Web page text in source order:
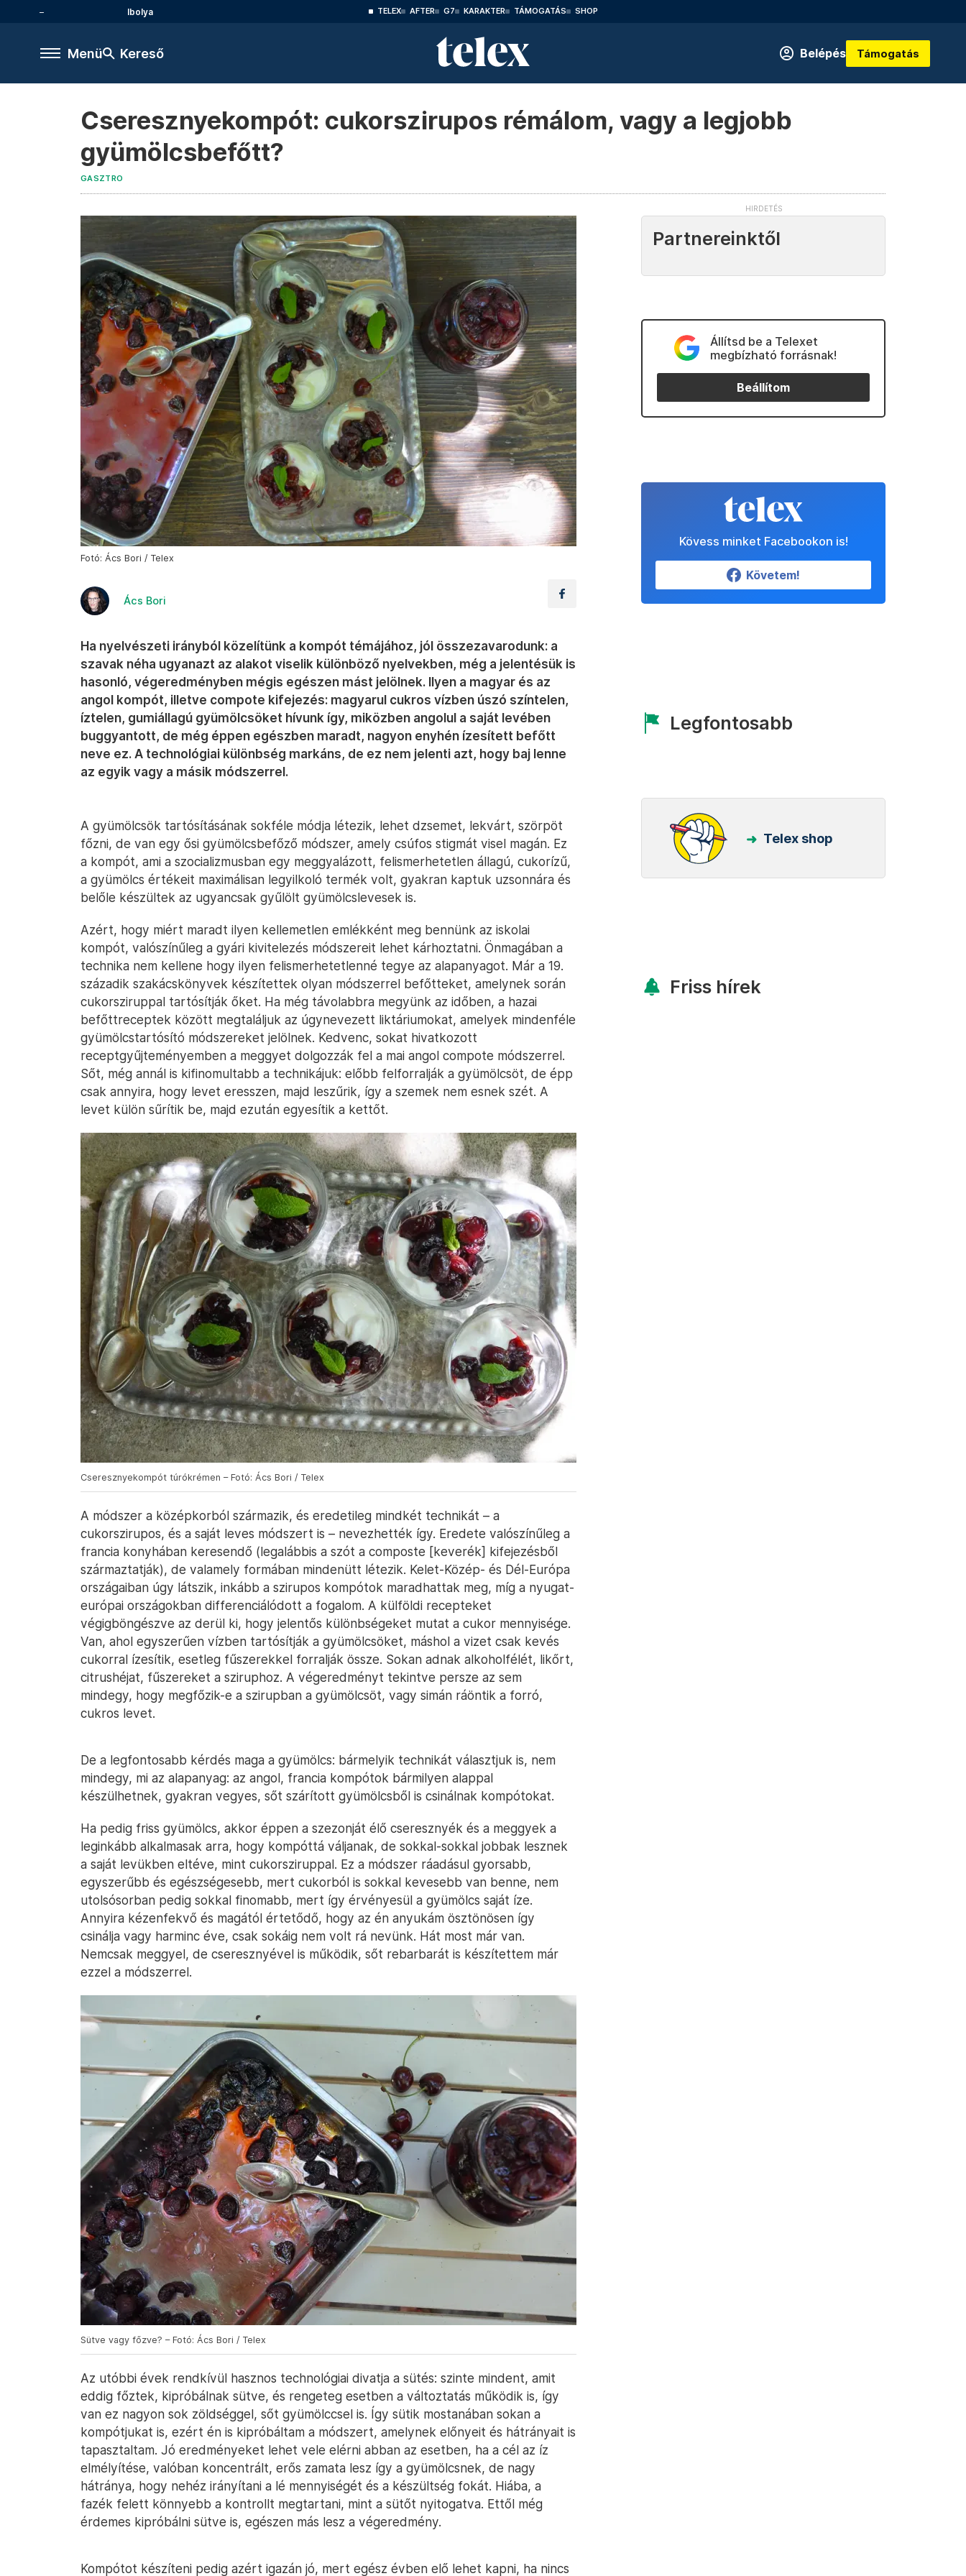
Ibolya TELEX AFTER G7 KARAKTER TÁMOGATÁS SHOP
Menü Kereső Belépés Támogatás
Cseresznyekompót: cukorszirupos rémálom, vagy a legjobb
gyümölcsbefőtt?
GASZTRO
Fotó: Ács Bori / Telex
Ács Bori
Ha nyelvészeti irányból közelítünk a kompót témájához, jól összezavarodunk: a
szavak néha ugyanazt az alakot viselik különböző nyelvekben, még a jelentésük is
hasonló, végeredményben mégis egészen mást jelölnek. Ilyen a magyar és az
angol kompót, illetve compote kifejezés: magyarul cukros vízben úszó színtelen,
íztelen, gumiállagú gyümölcsöket hívunk így, miközben angolul a saját levében
buggyantott, de még éppen egészben maradt, nagyon enyhén ízesített befőtt
neve ez. A technológiai különbség markáns, de ez nem jelenti azt, hogy baj lenne
az egyik vagy a másik módszerrel.
A gyümölcsök tartósításának sokféle módja létezik, lehet dzsemet, lekvárt, szörpöt
főzni, de van egy ősi gyümölcsbefőző módszer, amely csúfos stigmát visel magán. Ez
a kompót, ami a szocializmusban egy meggyalázott, felismerhetetlen állagú, cukorízű,
a gyümölcs értékeit maximálisan legyilkoló termék volt, gyakran kaptuk uzsonnára és
belőle készültek az ugyancsak gyűlölt gyümölcslevesek is.
Azért, hogy miért maradt ilyen kellemetlen emlékként meg bennünk az iskolai
kompót, valószínűleg a gyári kivitelezés módszereit lehet kárhoztatni. Önmagában a
technika nem kellene hogy ilyen felismerhetetlenné tegye az alapanyagot. Már a 19.
századik szakácskönyvek készítettek olyan módszerrel befőtteket, amelynek során
cukorsziruppal tartósítják őket. Ha még távolabbra megyünk az időben, a hazai
befőttreceptek között megtaláljuk az úgynevezett liktáriumokat, amelyek mindenféle
gyümölcstartósító módszereket jelölnek. Kedvenc, sokat hivatkozott
receptgyűjteményemben a meggyet dolgozzák fel a mai angol compote módszerrel.
Sőt, még annál is kifinomultabb a technikájuk: előbb felforralják a gyümölcsöt, de épp
csak annyira, hogy levet eresszen, majd leszűrik, így a szemek nem esnek szét. A
levet külön sűrítik be, majd ezután egyesítik a kettőt.
Cseresznyekompót túrókrémen – Fotó: Ács Bori / Telex
A módszer a középkorból származik, és eredetileg mindkét technikát – a
cukorszirupos, és a saját leves módszert is – nevezhették így. Eredete valószínűleg a
francia konyhában keresendő (legalábbis a szót a composte [keverék] kifejezésből
származtatják), de valamely formában mindenütt létezik. Kelet-Közép- és Dél-Európa
országaiban úgy látszik, inkább a szirupos kompótok maradhattak meg, míg a nyugat-
európai országokban differenciálódott a fogalom. A külföldi recepteket
végigböngészve az derül ki, hogy jelentős különbségeket mutat a cukor mennyisége.
Van, ahol egyszerűen vízben tartósítják a gyümölcsöket, máshol a vizet csak kevés
cukorral ízesítik, esetleg fűszerekkel forralják össze. Sokan adnak alkoholfélét, likőrt,
citrushéjat, fűszereket a sziruphoz. A végeredményt tekintve persze az sem
mindegy, hogy megfőzik-e a szirupban a gyümölcsöt, vagy simán ráöntik a forró,
cukros levet.
De a legfontosabb kérdés maga a gyümölcs: bármelyik technikát választjuk is, nem
mindegy, mi az alapanyag: az angol, francia kompótok bármilyen alappal
készülhetnek, gyakran vegyes, sőt szárított gyümölcsből is csinálnak kompótokat.
Ha pedig friss gyümölcs, akkor éppen a szezonját élő cseresznyék és a meggyek a
leginkább alkalmasak arra, hogy kompóttá váljanak, de sokkal-sokkal jobbak lesznek
a saját levükben eltéve, mint cukorsziruppal. Ez a módszer ráadásul gyorsabb,
egyszerűbb és egészségesebb, mert cukorból is sokkal kevesebb van benne, nem
utolsósorban pedig sokkal finomabb, mert így érvényesül a gyümölcs saját íze.
Annyira kézenfekvő és magától értetődő, hogy az én anyukám ösztönösen így
csinálja vagy harminc éve, csak sokáig nem volt rá nevünk. Hát most már van.
Nemcsak meggyel, de cseresznyével is működik, sőt rebarbarát is készítettem már
ezzel a módszerrel.
Sütve vagy főzve? – Fotó: Ács Bori / Telex
Az utóbbi évek rendkívül hasznos technológiai divatja a sütés: szinte mindent, amit
eddig főztek, kipróbálnak sütve, és rengeteg esetben a változtatás működik is, így
van ez nagyon sok zöldséggel, sőt gyümölccsel is. Így sütik mostanában sokan a
kompótjukat is, ezért én is kipróbáltam a módszert, amelynek előnyeit és hátrányait is
tapasztaltam. Jó eredményeket lehet vele elérni abban az esetben, ha a cél az íz
elmélyítése, valóban koncentrált, erős zamata lesz így a gyümölcsnek, de nagy
hátránya, hogy nehéz irányítani a lé mennyiségét és a készültség fokát. Hiába, a
fazék felett könnyebb a kontrollt megtartani, mint a sütőt nyitogatva. Ettől még
érdemes kipróbálni sütve is, egészen más lesz a végeredmény.
Kompótot készíteni pedig azért igazán jó, mert egész évben elő lehet kapni, ha nincs
Partnereinktől
Állítsd be a Telexet
megbízható forrásnak!
Beállítom
Kövess minket Facebookon is!
Követem!
Legfontosabb
Telex shop
Friss hírek